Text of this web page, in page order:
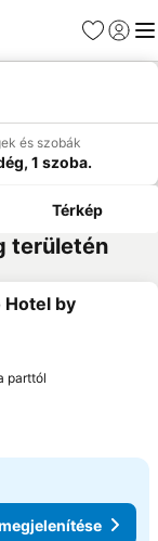
Kedvencek
és szobák
1 szoba.
Térkép
területén
kedvencekhez
Hotel by
parttól